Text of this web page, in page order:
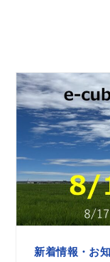
新着情報・お